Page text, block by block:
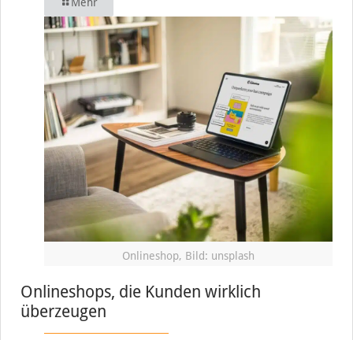
Onlineshop, Bild: unsplash
Onlineshops, die Kunden wirklich
überzeugen